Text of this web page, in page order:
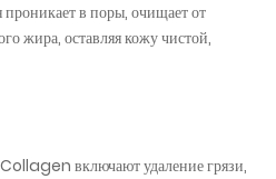
в поры, очищает от
жира, оставляя кожу чистой,
включают удаление грязи,